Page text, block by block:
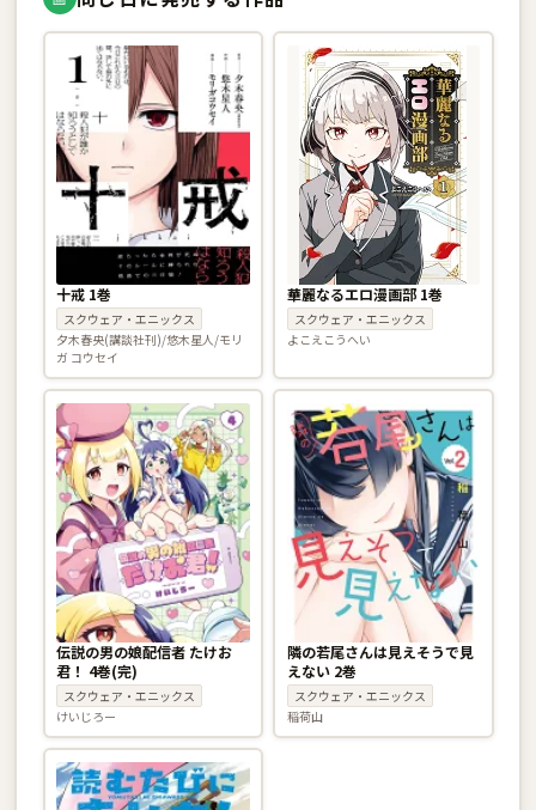
十戒 1巻
スクウェア・エニックス
夕木春央(講談社刊)/悠木星人/モリ
ガ コウセイ
華麗なるエロ漫画部 1巻
スクウェア・エニックス
よこえこうへい
伝説の男の娘配信者 たけお
君！ 4巻(完)
スクウェア・エニックス
けいじろー
隣の若尾さんは見えそうで見
えない 2巻
スクウェア・エニックス
稲荷山